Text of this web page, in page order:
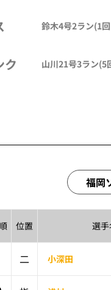
鈴木4号2ラン(1回
ク 山川21号3ラン(5
福岡
位置 選手
二 小深田